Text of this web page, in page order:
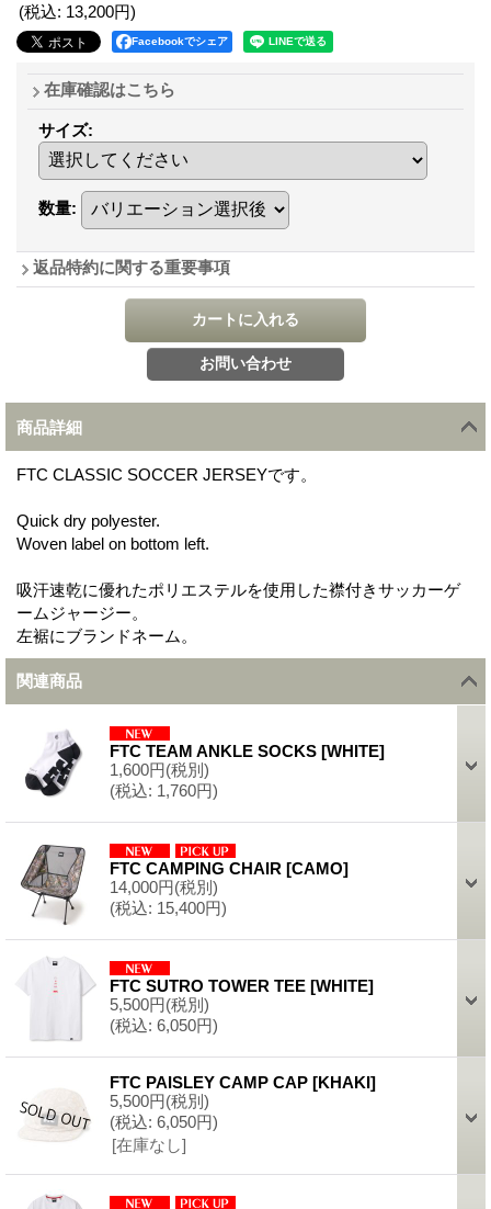
(税込: 13,200円)
Facebookでシェア
在庫確認はこちら
サイズ:
数量:
返品特約に関する重要事項
商品詳細
FTC CLASSIC SOCCER JERSEYです。
Quick dry polyester.
Woven label on bottom left.
吸汗速乾に優れたポリエステルを使用した襟付きサッカーゲ
ームジャージー。
左裾にブランドネーム。
関連商品
FTC TEAM ANKLE SOCKS [WHITE]
1,600円(税別)
(税込: 1,760円)
FTC CAMPING CHAIR [CAMO]
14,000円(税別)
(税込: 15,400円)
FTC SUTRO TOWER TEE [WHITE]
5,500円(税別)
(税込: 6,050円)
FTC PAISLEY CAMP CAP [KHAKI]
5,500円(税別)
(税込: 6,050円)
[在庫なし]